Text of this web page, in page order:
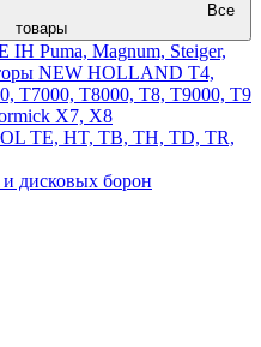
Все
товары
IH Puma, Magnum, Steiger,
NEW HOLLAND T4,
T7000, T8000, T8, T9000, T9
X7, X8
TE, HT, TB, TH, TD, TR,
и дисковых борон